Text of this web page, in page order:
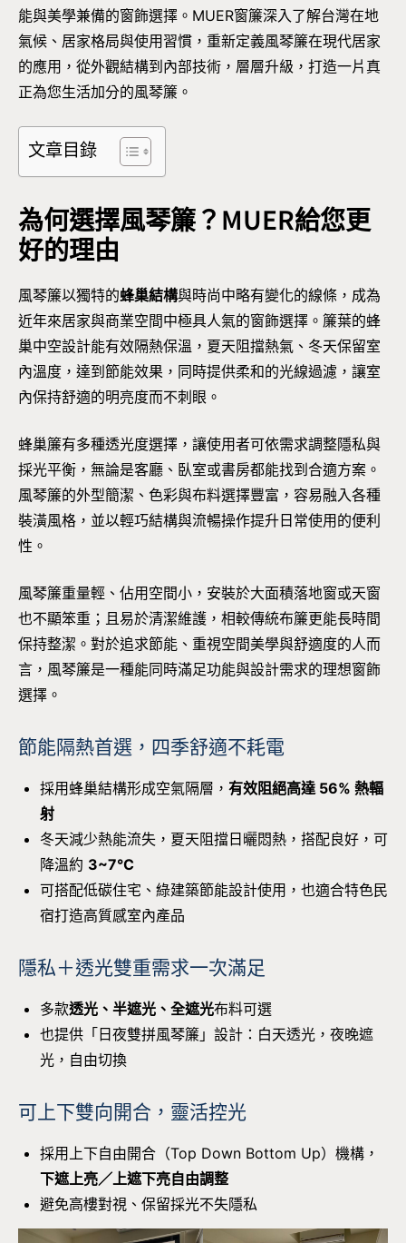
能與美學兼備的窗飾選擇。MUER窗簾深入了解台灣在地
氣候、居家格局與使用習慣，重新定義風琴簾在現代居家
的應用，從外觀結構到內部技術，層層升級，打造一片真
正為您生活加分的風琴簾。
文章目錄
為何選擇風琴簾？MUER給您更
好的理由
風琴簾以獨特的蜂巢結構與時尚中略有變化的線條，成為
近年來居家與商業空間中極具人氣的窗飾選擇。簾葉的蜂
巢中空設計能有效隔熱保溫，夏天阻擋熱氣、冬天保留室
內溫度，達到節能效果，同時提供柔和的光線過濾，讓室
內保持舒適的明亮度而不刺眼。
蜂巢簾有多種透光度選擇，讓使用者可依需求調整隱私與
採光平衡，無論是客廳、臥室或書房都能找到合適方案。
風琴簾的外型簡潔、色彩與布料選擇豐富，容易融入各種
裝潢風格，並以輕巧結構與流暢操作提升日常使用的便利
性。
風琴簾重量輕、佔用空間小，安裝於大面積落地窗或天窗
也不顯笨重；且易於清潔維護，相較傳統布簾更能長時間
保持整潔。對於追求節能、重視空間美學與舒適度的人而
言，風琴簾是一種能同時滿足功能與設計需求的理想窗飾
選擇。
節能隔熱首選，四季舒適不耗電
採用蜂巢結構形成空氣隔層， 有效阻絕高達 56% 熱輻
射
冬天減少熱能流失，夏天阻擋日曬悶熱，搭配良好，可
降溫約 3~7°C
可搭配低碳住宅、綠建築節能設計使用，也適合特色民
宿打造高質感室內產品
隱私＋透光雙重需求一次滿足
多款透光、半遮光、全遮光布料可選
也提供「日夜雙拼風琴簾」設計：白天透光，夜晚遮
光，自由切換
可上下雙向開合，靈活控光
採用上下自由開合（Top Down Bottom Up）機構，
下遮上亮／上遮下亮自由調整
避免高樓對視、保留採光不失隱私